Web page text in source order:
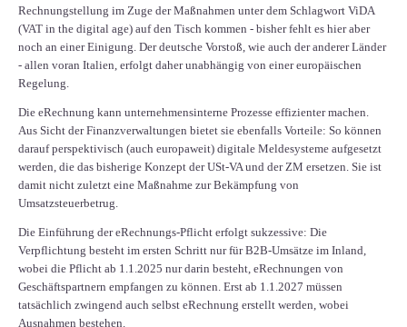
Rechnungstellung im Zuge der Maßnahmen unter dem Schlagwort ViDA
(VAT in the digital age) auf den Tisch kommen - bisher fehlt es hier aber
noch an einer Einigung. Der deutsche Vorstoß, wie auch der anderer Länder
- allen voran Italien, erfolgt daher unabhängig von einer europäischen
Regelung.
Die eRechnung kann unternehmensinterne Prozesse effizienter machen.
Aus Sicht der Finanzverwaltungen bietet sie ebenfalls Vorteile: So können
darauf perspektivisch (auch europaweit) digitale Meldesysteme aufgesetzt
werden, die das bisherige Konzept der USt-VA und der ZM ersetzen. Sie ist
damit nicht zuletzt eine Maßnahme zur Bekämpfung von
Umsatzsteuerbetrug.
Die Einführung der eRechnungs-Pflicht erfolgt sukzessive: Die
Verpflichtung besteht im ersten Schritt nur für B2B-Umsätze im Inland,
wobei die Pflicht ab 1.1.2025 nur darin besteht, eRechnungen von
Geschäftspartnern empfangen zu können. Erst ab 1.1.2027 müssen
tatsächlich zwingend auch selbst eRechnung erstellt werden, wobei
Ausnahmen bestehen.